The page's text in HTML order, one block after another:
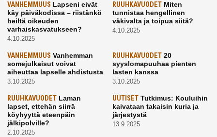
VANHEMMUUS Lapseni eivät
käy päiväkodissa – riistänkö
heiltä oikeuden
varhaiskasvatukseen?
4.10.2025
RUUHKAVUODETMiten
tunnistaa hengellinen
väkivalta ja toipua siitä?
4.10.2025
VANHEMMUUS Vanhemman
somejulkaisut voivat
aiheuttaa lapselle ahdistusta
3.10.2025
RUUHKAVUODET20
syyslomapuuhaa pienten
lasten kanssa
3.10.2025
RUUHKAVUODET Laman
lapset, ettehän siirrä
köyhyyttä eteenpäin
jälkipolville?
2.10.2025
UUTISETTutkimus: Kouluihin
kaivataan takaisin kuria ja
järjestystä
13.9.2025